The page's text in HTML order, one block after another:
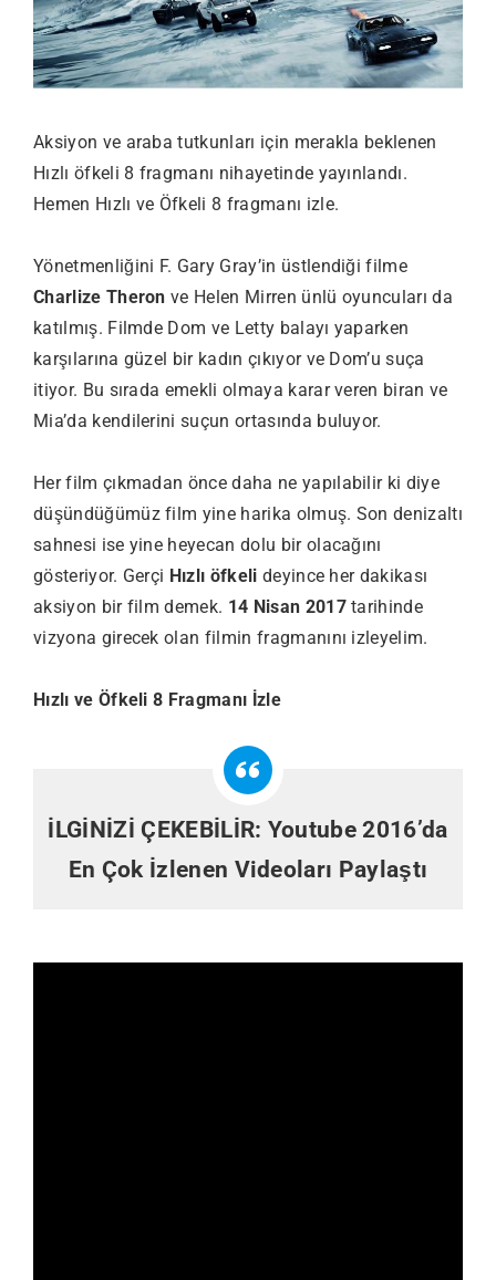
Aksiyon ve araba tutkunları için merakla beklenen
Hızlı öfkeli 8 fragmanı nihayetinde yayınlandı.
Hemen Hızlı ve Öfkeli 8 fragmanı izle.
Yönetmenliğini F. Gary Gray’in üstlendiği filme
Charlize Theron ve Helen Mirren ünlü oyuncuları da
katılmış. Filmde Dom ve Letty balayı yaparken
karşılarına güzel bir kadın çıkıyor ve Dom’u suça
itiyor. Bu sırada emekli olmaya karar veren biran ve
Mia’da kendilerini suçun ortasında buluyor.
Her film çıkmadan önce daha ne yapılabilir ki diye
düşündüğümüz film yine harika olmuş. Son denizaltı
sahnesi ise yine heyecan dolu bir olacağını
gösteriyor. Gerçi Hızlı öfkeli deyince her dakikası
aksiyon bir film demek. 14 Nisan 2017tarihinde
vizyona girecek olan filmin fragmanını izleyelim.
Hızlı ve Öfkeli 8 Fragmanı İzle
İLGİNİZİ ÇEKEBİLİR: Youtube 2016’da
En Çok İzlenen Videoları Paylaştı